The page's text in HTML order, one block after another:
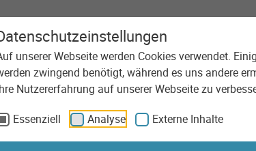
unserer Webseite werden Cookies verwendet.
zwingend benötigt, während es uns andere
Nutzererfahrung auf unserer Webseite zu
Essenziell
Analyse Externe Inhalte
Agentur Leistungen
4.5 LTS